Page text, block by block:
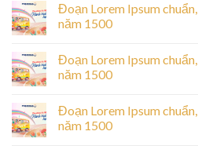
Đoạn Lorem Ipsum
năm 1500
Đoạn Lorem Ipsum
năm 1500
Đoạn Lorem Ipsum
năm 1500